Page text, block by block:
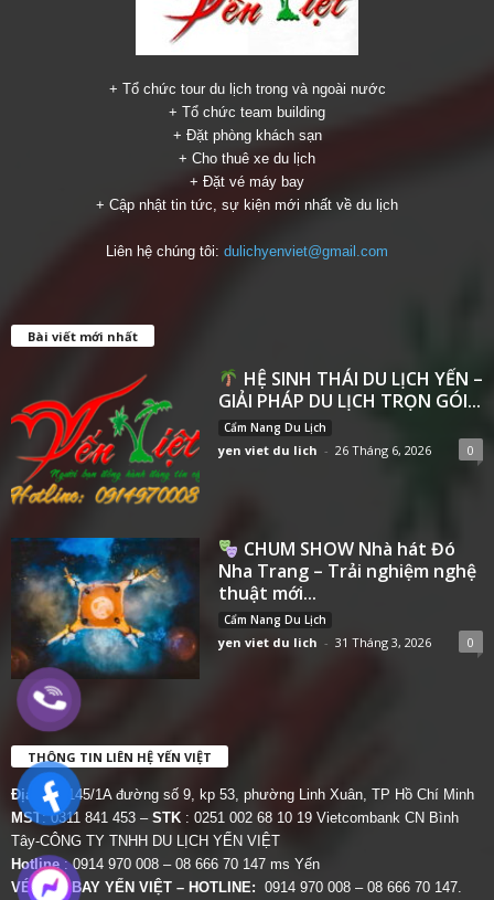
+ Tổ chức tour du lịch trong và ngoài nước
+ Tổ chức team building
+ Đặt phòng khách sạn
+ Cho thuê xe du lịch
+ Đặt vé máy bay
+ Cập nhật tin tức, sự kiện mới nhất về du lịch
Liên hệ chúng tôi: dulichyenviet@gmail.com
Bài viết mới nhất
HỆ SINH THÁI DU LỊCH YẾN –
GIẢI PHÁP DU LỊCH TRỌN GÓI...
Cẩm Nang Du Lịch
yen viet du lich - 26 Tháng 6, 2026 0
CHUM SHOW Nhà hát Đó
Nha Trang – Trải nghiệm nghệ
thuật mới...
Cẩm Nang Du Lịch
yen viet du lich - 31 Tháng 3, 2026 0
THÔNG TIN LIÊN HỆ YẾN VIỆT
Địa chỉ:
145/1A đường số 9, kp 53, phường Linh Xuân, TP Hồ Chí Minh
MST: 0311 841 453 – STK : 0251 002 68 10 19 Vietcombank CN Bình
Tây-CÔNG TY TNHH DU LỊCH YẾN VIỆT
Hotline: 0914 970 008 – 08 666 70 147 ms Yến
VÉ MÁY BAY YẾN VIỆT – HOTLINE: 0914 970 008 – 08 666 70 147.